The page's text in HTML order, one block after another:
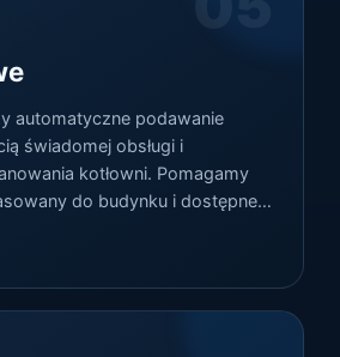
automatyczne podawanie
świadomej obsługi i
kotłowni. Pomagamy
do budynku i dostępnej